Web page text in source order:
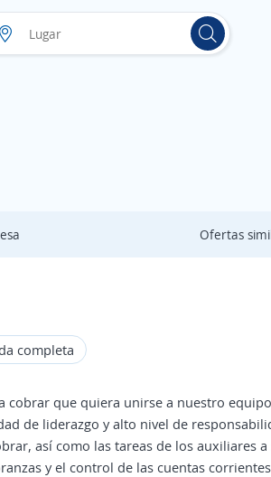
Ofertas
completa
cobrar que quiera unirse a nuestro
de liderazgo y alto nivel de
así como las tareas de los auxiliares a
y el control de las cuentas